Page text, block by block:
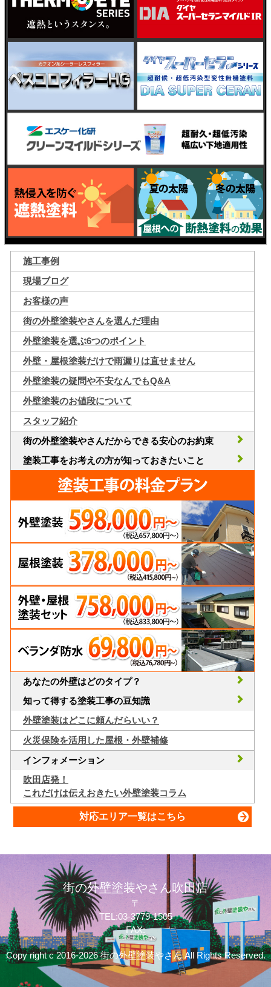
施工事例
現場ブログ
お客様の声
街の外壁塗装やさんを選んだ理由
外壁塗装を選ぶ6つのポイント
外壁・屋根塗装だけで雨漏りは直せません
外壁塗装の疑問や不安なんでもQ&A
外壁塗装のお値段について
スタッフ紹介
街の外壁塗装やさんだからできる安心のお約束
塗装工事をお考えの方が知っておきたいこと
あなたの外壁はどのタイプ？
知って得する塗装工事の豆知識
外壁塗装はどこに頼んだらいい？
火災保険を活用した屋根・外壁補修
インフォメーション
吹田店発！
これだけは伝えおきたい外壁塗装コラム
対応エリア一覧はこちら
街の外壁塗装やさん吹田店
〒
TEL:03-3779-1505
FAX:
Copy right c 2016-2026 街の外壁塗装やさん All Rights Reserved.